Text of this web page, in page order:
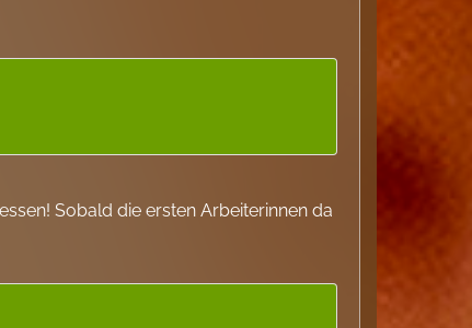
Sobald die ersten Arbeiterinnen da